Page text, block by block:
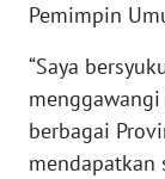
Pemimpin
“Saya
berbagai
KEPRI
WN
PAPUA